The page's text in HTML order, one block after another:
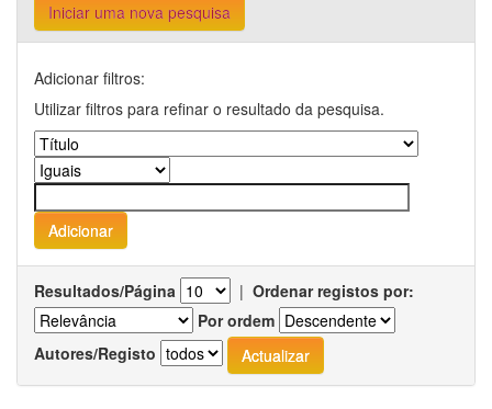
Iniciar uma nova pesquisa
Adicionar filtros:
Utilizar filtros para refinar o resultado da pesquisa.
Resultados/Página | Ordenar registos por:
Por ordem
Autores/Registo